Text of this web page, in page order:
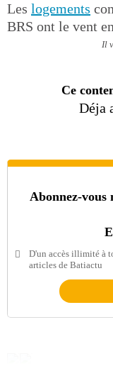
Les logements
BRS ont le vent
Il
Ce
Déja
Abonnez-vous
D'un accès illimité à
articles de Batiactu